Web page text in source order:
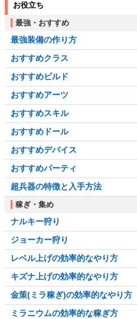
お役立ち
最強・おすすめ
最強装備の作り方
おすすめクラス
おすすめビルド
おすすめアーツ
おすすめスキル
おすすめドール
おすすめデバイス
おすすめパーティ
超兵器の特徴と入手方法
稼ぎ・集め
ナルキー狩り
ジョーカー狩り
レベル上げの効率的なやり方
キズナ上げの効率的なやり方
金策(ミラ稼ぎ)の効率的なやり方
ミラニウムの効率的な稼ぎ方